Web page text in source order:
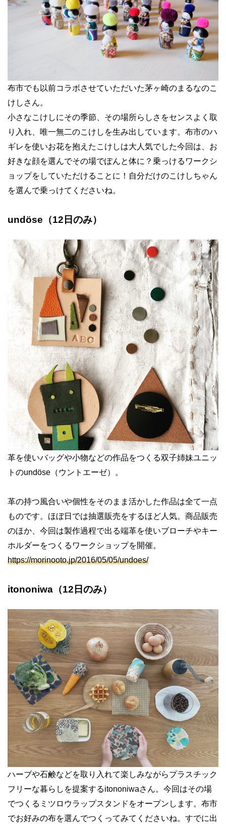
布市でも以前コラボさせていただいた茅ヶ崎のまるなのこ
けしさん。
小さなこけしにその季節、その場所らしさをセンスよく取
り入れ、唯一無二のこけしを生み出しています。布市のハ
ギレを使いお花を抱えたこけしは大人気でした今回は、お
好きな顔を選んでその場でぽんと体に？乗っけるワークシ
ョップをしていただけることに！自分だけのこけしちゃん
を選んで乗っけてくださいね。
undöse （12 日のみ）
革を使いバッグや小物などの作品をつくる双子姉妹ユニッ
トのundöse （ウントエーゼ）。
革の持つ風合いや個性をそのまま活かした作品は全て一点
ものです。ほぼ日では抽選販売をするほど人気。商品販売
のほか、今回は製作過程で出る端革を使いブローチやキー
ホルダーをつくるワークショップを開催。
https://morinooto.jp/2016/05/05/undoes/
itononiwa （12 日のみ）
ハーブや石鹸などを取り入れて楽しみながらプラスチック
フリーな暮らしを提案するitononiwaさん。今回はその場
でつくるミツロウラップスタンドをオープンします。布市
でお好みの布を選んでつくってみてくださいね。すでに出